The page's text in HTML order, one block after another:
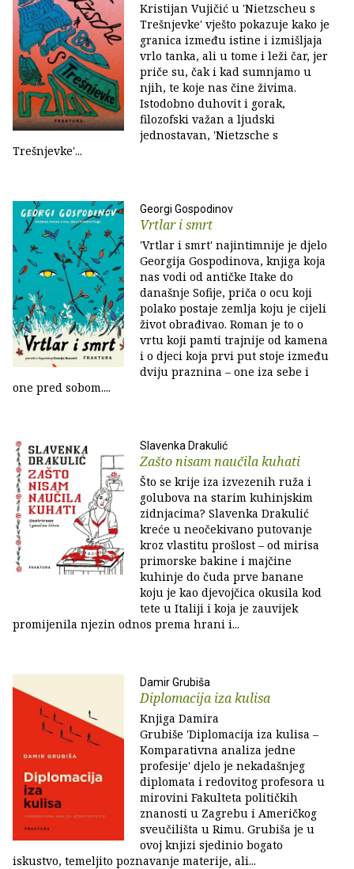
Kristijan Vujičić u 'Nietzscheu s
Trešnjevke' vješto pokazuje kako je
granica između istine i izmišljaja
vrlo tanka, ali u tome i leži čar, jer
priče su, čak i kad sumnjamo u
njih, te koje nas čine živima.
Istodobno duhovit i gorak,
filozofski važan a ljudski
jednostavan, 'Nietzsche s
Trešnjevke'...
Georgi Gospodinov
Vrtlar i smrt
'Vrtlar i smrt' najintimnije je djelo
Georgija Gospodinova, knjiga koja
nas vodi od antičke Itake do
današnje Sofije, priča o ocu koji
polako postaje zemlja koju je cijeli
život obrađivao. Roman je to o
vrtu koji pamti trajnije od kamena
i o djeci koja prvi put stoje između
dviju praznina – one iza sebe i
one pred sobom....
Slavenka Drakulić
Zašto nisam naučila kuhati
Što se krije iza izvezenih ruža i
golubova na starim kuhinjskim
zidnjacima? Slavenka Drakulić
kreće u neočekivano putovanje
kroz vlastitu prošlost – od mirisa
primorske bakine i majčine
kuhinje do čuda prve banane
koju je kao djevojčica okusila kod
tete u Italiji i koja je zauvijek
promijenila njezin odnos prema hrani i...
Damir Grubiša
Diplomacija iza kulisa
Knjiga Damira
Grubiše 'Diplomacija iza kulisa –
Komparativna analiza jedne
profesije' djelo je nekadašnjeg
diplomata i redovitog profesora u
mirovini Fakulteta političkih
znanosti u Zagrebu i Američkog
sveučilišta u Rimu. Grubiša je u
ovoj knjizi sjedinio bogato
iskustvo, temeljito poznavanje materije, ali...